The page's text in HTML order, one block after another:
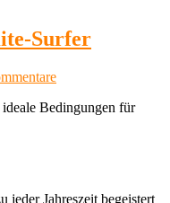
Surfer
Bedingungen für
jeder Jahreszeit begeistert